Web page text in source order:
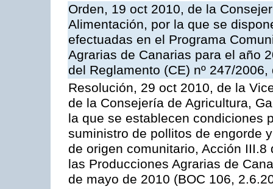
Orden, 19 oct 2010, de la
Alimentación, por la que se
efectuadas en el Programa
Agrarias de Canarias para el año
del Reglamento (CE) nº 247/
Resolución, 29 oct 2010, de la
de la Consejería de Agricultura,
la que se establecen condiciones
suministro de pollitos de engorde
de origen comunitario, Acción
las Producciones Agrarias de
de mayo de 2010 (BOC 106,